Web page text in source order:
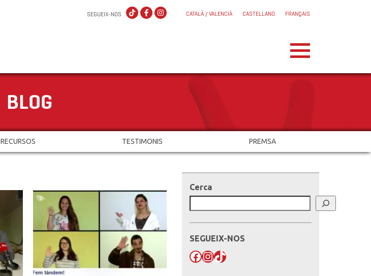
CATALÀ / VALENCIÀ CASTELLANO FRANÇAIS
SEGUEIX-NOS
BLOG
RECURSOS TESTIMONIS PREMSA
Cerca
SEGUEIX-NOS
Facebook
Instagram
TikTok